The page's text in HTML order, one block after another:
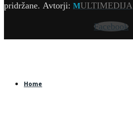
pridržane. Avtorji: MULTIMEDIJA
Facebook
Home